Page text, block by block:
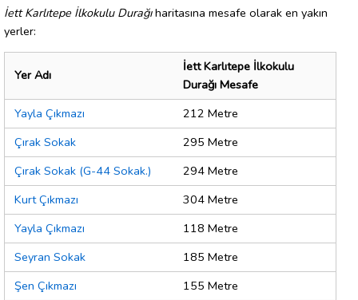
İett Karlıtepe İlkokulu Durağıharitasına mesafe olarak en yakın
yerler:
Yer Adı
İett Karlıtepe İlkokulu
Durağı Mesafe
Yayla Çıkmazı
212 Metre
Çırak Sokak
295 Metre
Çırak Sokak (G-44 Sokak.)
294 Metre
Kurt Çıkmazı
304 Metre
Yayla Çıkmazı
118 Metre
Seyran Sokak
185 Metre
Şen Çıkmazı
155 Metre